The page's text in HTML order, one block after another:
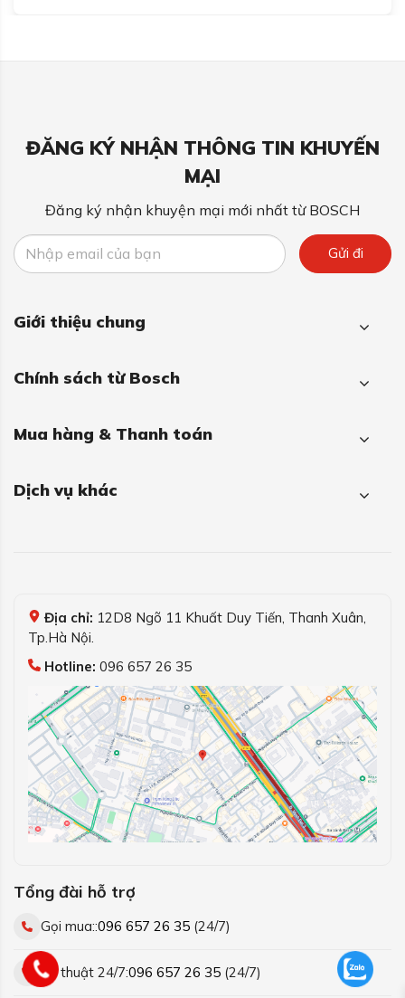
ĐĂNG KÝ NHẬN THÔNG TIN KHUYẾN
MẠI
Đăng ký nhận khuyện mại mới nhất từ BOSCH
Gửi đi
Giới thiệu chung
Chính sách từ Bosch
Mua hàng & Thanh toán
Dịch vụ khác
Địa chỉ: 12D8 Ngõ 11 Khuất Duy Tiến, Thanh Xuân,
Tp.Hà Nội.
Hotline: 096 657 26 35
Tổng đài hỗ trợ
Gọi mua::096 657 26 35 (24/7)
Kỹ thuật 24/7:096 657 26 35 (24/7)